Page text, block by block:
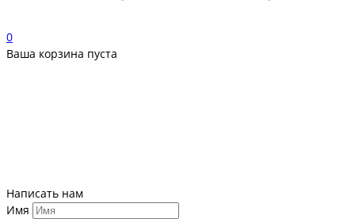
0
Ваша корзина пуста
Написать нам
Имя